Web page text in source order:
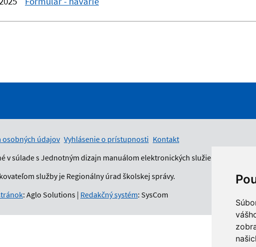
osobných údajov Vyhlásenie o prístupnosti Kontakt
v súlade s Jednotným dizajn manuálom elektronických služieb.
služby je Regionálny úrad školskej správy.
: Aglo Solutions | Redakčný systém: SysCom